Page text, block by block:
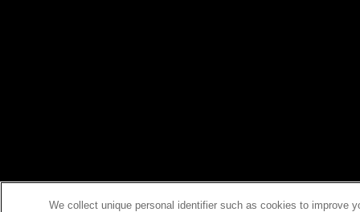
We collect unique personal identifier such as cookies to improve